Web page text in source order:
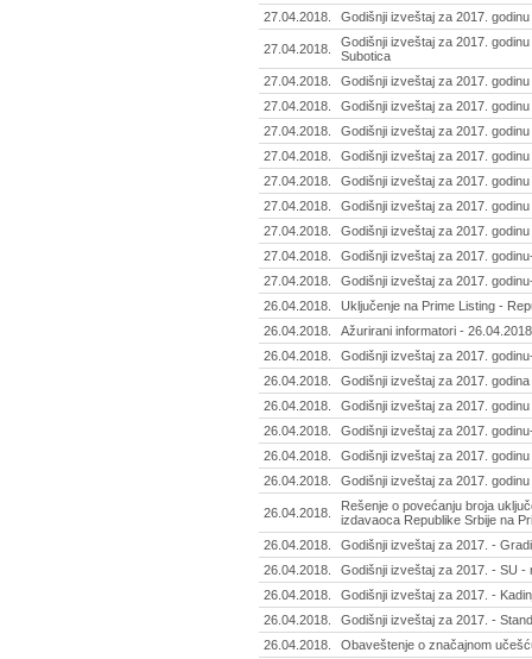
27.04.2018. Godišnji izveštaj za 2017.
27.04.2018.
Godišnji izveštaj za 2017.
Subotica
27.04.2018.
Godišnji izveštaj za 2017.
27.04.2018.
Godišnji izveštaj za 2017.
27.04.2018.
Godišnji izveštaj za 2017.
27.04.2018.
Godišnji izveštaj za 2017.
27.04.2018.
Godišnji izveštaj za 2017.
27.04.2018.
Godišnji izveštaj za 2017.
27.04.2018.
Godišnji izveštaj za 2017.
27.04.2018.
Godišnji izveštaj za 2017.
27.04.2018.
Godišnji izveštaj za 2017.
26.04.2018.
Uključenje na Prime Listing -
26.04.2018.
Ažurirani informatori - 26.04.2018
26.04.2018.
Godišnji izveštaj za 2017.
26.04.2018.
Godišnji izveštaj za 2017.
26.04.2018.
Godišnji izveštaj za 2017.
26.04.2018.
Godišnji izveštaj za 2017.
26.04.2018.
Godišnji izveštaj za 2017.
26.04.2018.
Godišnji izveštaj za 2017.
26.04.2018.
Rešenje o povećanju broja
izdavaoca Republike Srbije na
26.04.2018.
Godišnji izveštaj za 2017. -
26.04.2018.
Godišnji izveštaj za 2017. - SU -
26.04.2018.
Godišnji izveštaj za 2017. -
26.04.2018.
Godišnji izveštaj za 2017. -
26.04.2018.
Obaveštenje o značajnom